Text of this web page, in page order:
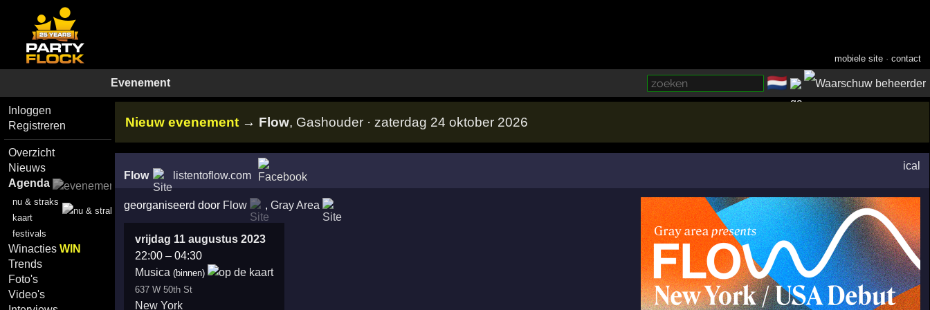
mobiele site ·contact
Evenement 🇳🇱
Inloggen
Registreren
Overzicht
Nieuws
Agenda
nu & straks
kaart
festivals
WinactiesWIN
Trends
Foto's
Video's
Nieuw evenement → Flow, Gashouder · zaterdag 24 oktober 2026
Flow listentoflow.com
ical
georganiseerd door Flow , Gray Area
vrijdag 11 augustus 2023
22:00– 04:30
M usica (binnen)
637 W 50th St
New York